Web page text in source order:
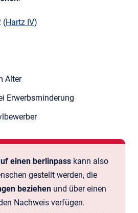
(Hartz IV)
Alter
Erwerbsminderung
einen berlinpass kann also
gestellt werden, die
beziehen und über einen
Nachweis verfügen.